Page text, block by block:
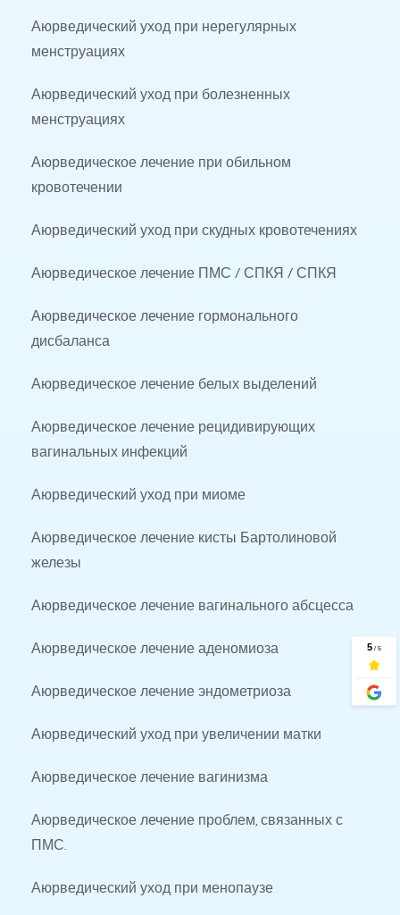
Аюрведический уход при нерегулярных
менструациях
Аюрведический уход при болезненных
менструациях
Аюрведическое лечение при обильном
кровотечении
Аюрведический уход при скудных кровотечениях
Аюрведическое лечение ПМС / СПКЯ / СПКЯ
Аюрведическое лечение гормонального
дисбаланса
Аюрведическое лечение белых выделений
Аюрведическое лечение рецидивирующих
вагинальных инфекций
Аюрведический уход при миоме
Аюрведическое лечение кисты Бартолиновой
железы
Аюрведическое лечение вагинального абсцесса
Аюрведическое лечение аденомиоза
Аюрведическое лечение эндометриоза
Аюрведический уход при увеличении матки
Аюрведическое лечение вагинизма
Аюрведическое лечение проблем, связанных с
ПМС.
Аюрведический уход при менопаузе